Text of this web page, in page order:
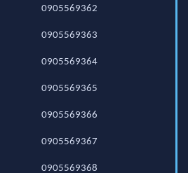
0905569362
0905569363
0905569364
0905569365
0905569366
0905569367
0905569368